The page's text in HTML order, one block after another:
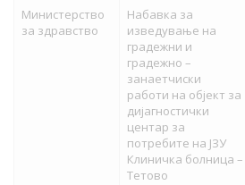
Министерство
за здравство
Набавка за
изведување на
градежни и
градежно –
занаетчиски
работи на објект за
дијагностички
центар за
потребите на ЈЗУ
Клиничка болница –
Тетово